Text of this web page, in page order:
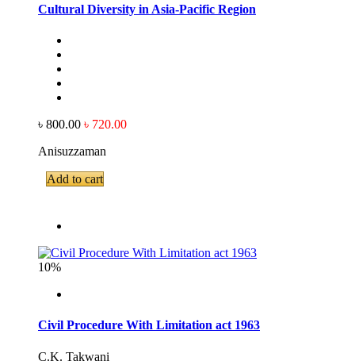
Cultural Diversity in Asia-Pacific Region
৳ 800.00 ৳ 720.00
Anisuzzaman
Add to cart
10%
Civil Procedure With Limitation act 1963
C.K. Takwani